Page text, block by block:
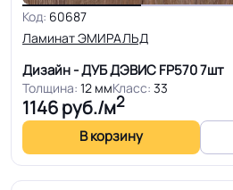
Код: 60687
Ламинат ЭМИРАЛЬД
Дизайн - ДУБ ДЭВИС FP5707шт
Толщина: 12 ммКласс: 33
1146руб./м2
В корзину